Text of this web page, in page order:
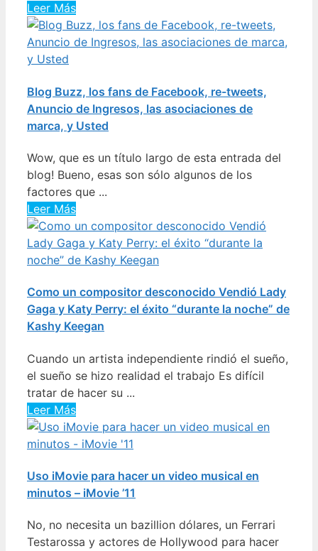
Leer Más
Blog Buzz, los fans de Facebook, re-tweets,
Anuncio de Ingresos, las asociaciones de
marca, y Usted
Wow, que es un título largo de esta entrada del
blog! Bueno, esas son sólo algunos de los
factores que ...
Leer Más
Como un compositor desconocido Vendió Lady
Gaga y Katy Perry: el éxito “durante la noche” de
Kashy Keegan
Cuando un artista independiente rindió el sueño,
el sueño se hizo realidad el trabajo Es difícil
tratar de hacer su ...
Leer Más
Uso iMovie para hacer un video musical en
minutos – iMovie ’11
No, no necesita un bazillion dólares, un Ferrari
Testarossa y actores de Hollywood para hacer